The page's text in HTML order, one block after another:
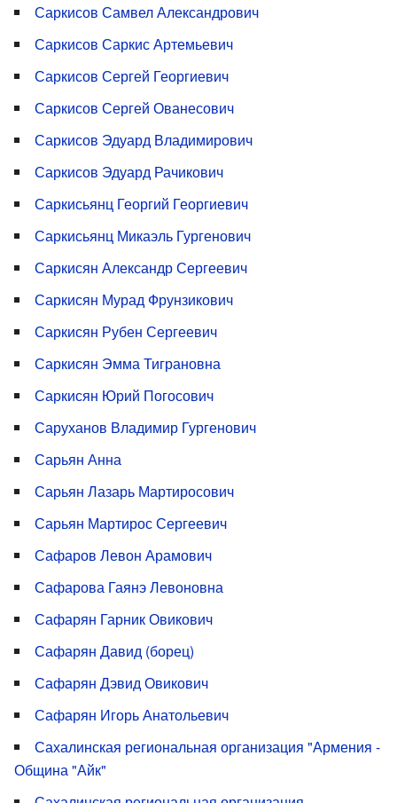
Саркисов Самвел Александрович
Саркисов Саркис Артемьевич
Саркисов Сергей Георгиевич
Саркисов Сергей Ованесович
Саркисов Эдуард Владимирович
Саркисов Эдуард Рачикович
Саркисьянц Георгий Георгиевич
Саркисьянц Микаэль Гургенович
Саркисян Александр Сергеевич
Саркисян Мурад Фрунзикович
Саркисян Рубен Сергеевич
Саркисян Эмма Тиграновна
Саркисян Юрий Погосович
Саруханов Владимир Гургенович
Сарьян Анна
Сарьян Лазарь Мартиросович
Сарьян Мартирос Сергеевич
Сафаров Левон Арамович
Сафарова Гаянэ Левоновна
Сафарян Гарник Овикович
Сафарян Давид (борец)
Сафарян Дэвид Овикович
Сафарян Игорь Анатольевич
Сахалинская региональная организация "Армения -
Община "Айк"